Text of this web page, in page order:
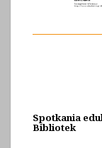
Spotkania
Bibliotek